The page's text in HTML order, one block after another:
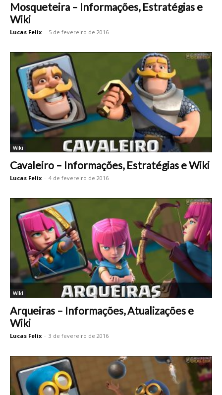
Mosqueteira – Informações, Estratégias e
Wiki
Lucas Felix - 5 de fevereiro de 2016
Wiki
Cavaleiro – Informações, Estratégias e Wiki
Lucas Felix - 4 de fevereiro de 2016
Wiki
Arqueiras – Informações, Atualizações e
Wiki
Lucas Felix - 3 de fevereiro de 2016